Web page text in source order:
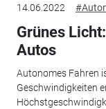
14.06.2022
Grünes
Autos
Autonomes Fahren
Geschwindigkeiten